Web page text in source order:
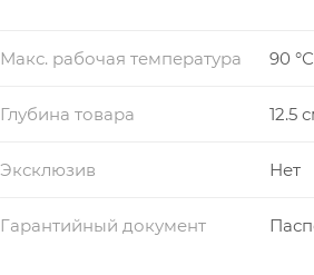
Макс. рабочая температура 90 °С
Глубина товара 12.5
Эксклюзив Нет
Гарантийный документ